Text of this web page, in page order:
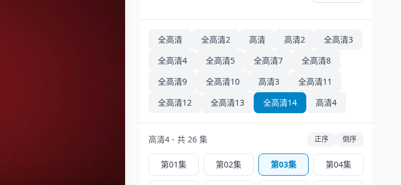
全高清 全高清2 高清 高清2
全高清3
全高清4
全高清5 全高清7
全高清8
全高清9
全高清10 高清3
全高清11
全高清12
全高清13 全高清14 高清4
高清4 - 共 26 集 正序 倒序
第01集 第02集 第03集 第04集